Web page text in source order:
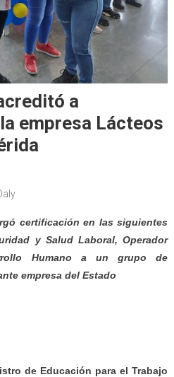
a
empresa Lácteos
certificación en las siguientes
y Salud Laboral, Operador
Humano a un grupo de
empresa del Estado
de Educación para el Trabajo